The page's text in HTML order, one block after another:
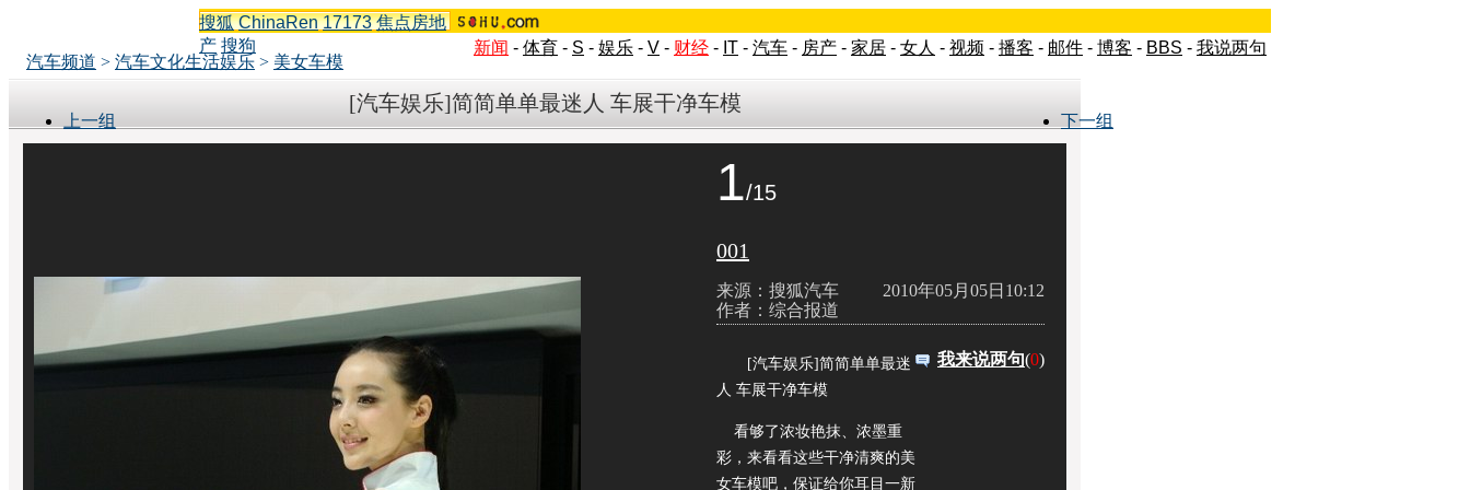
搜狐 ChinaRen 17173 焦点房地
产 搜狗 新闻 - 体育 - S - 娱乐 - V - 财经 - IT - 汽车 - 房产 - 家居 - 女人 - 视频 - 播客 - 邮件 - 博客 - BBS - 我说两句
汽车频道 > 汽车文化生活娱乐 > 美女车模
[汽车娱乐]简简单单最迷人 车展干净车模
上一组 下一组
1/15
001
2010年05月05日10:12
来源：搜狐汽车
作者：综合报道
我来说两句(0)
[汽车娱乐]简简单单最迷
人 车展干净车模
看够了浓妆艳抹、浓墨重
彩，来看看这些干净清爽的美
女车模吧，保证给你耳目一新